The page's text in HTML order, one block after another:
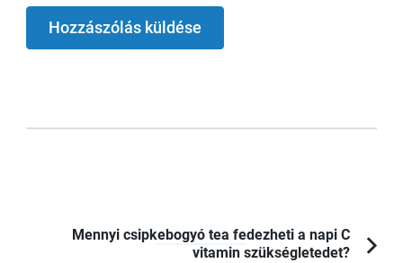
Mennyi csipkebogyó tea fedezheti a napi C
vitamin szükségletedet?